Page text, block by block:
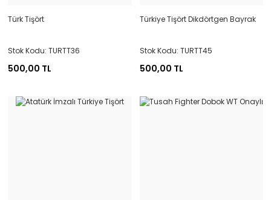
Türk Tişört
Stok Kodu: TURTT36
500,00 TL
Türkiye Tişört Dikdörtgen Bayrak
Stok Kodu: TURTT45
500,00 TL